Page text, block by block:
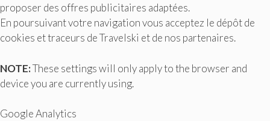
proposer des offres publicitaires adaptées.
En poursuivant votre navigation vous acceptez le dépôt de
cookies et traceurs de Travelski et de nos partenaires.
NOTE:These settings will only apply to the browser and
device you are currently using.
Google Analytics